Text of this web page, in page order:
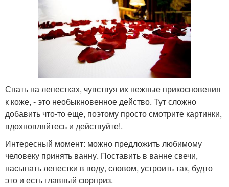
Спать на лепестках, чувствуя их нежные прикосновения
к коже, - это необыкновенное действо. Тут сложно
добавить что-то еще, поэтому просто смотрите картинки,
вдохновляйтесь и действуйте!.
Интересный момент: можно предложить любимому
человеку принять ванну. Поставить в ванне свечи,
насыпать лепестки в воду, словом, устроить так, будто
это и есть главный сюрприз.